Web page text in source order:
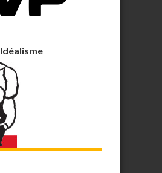
Idéalisme